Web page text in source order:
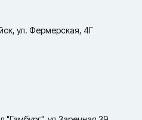
ул. Фермерская, 4Г